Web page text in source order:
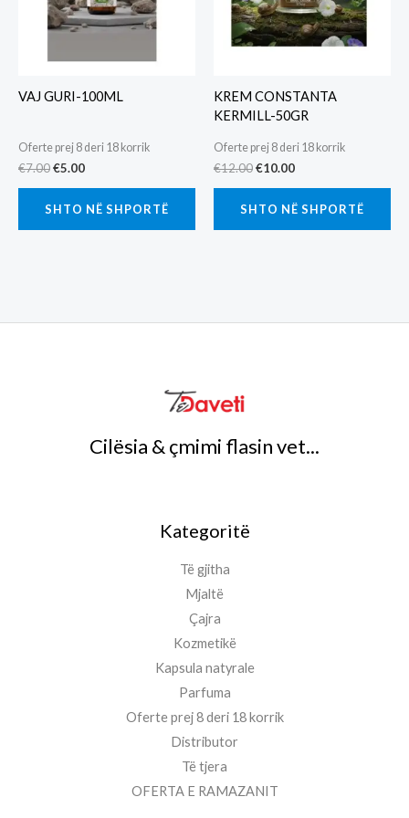
VAJ GURI-100ML
Oferte prej 8 deri 18 korrik
€7.00Original
€7.00.
€5.00Current
€5.00.
SHTO NË SHPORTË
KREM CONSTANTA
KERMILL-50GR
Oferte prej 8 deri 18 korrik
€12.00Original
€12.00.
€10.00Current
€10.00.
SHTO NË SHPORTË
Cilësia & çmimi flasin vet...
Kategoritë
Të gjitha
Mjaltë
Çajra
Kozmetikë
Kapsula natyrale
Parfuma
Oferte prej 8 deri 18 korrik
Distributor
Të tjera
OFERTA E RAMAZANIT